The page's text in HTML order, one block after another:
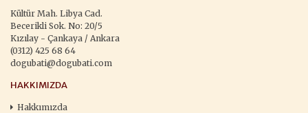
Kültür Mah. Libya Cad.
Becerikli Sok. No: 20/5
Kızılay - Çankaya / Ankara
(0312) 425 68 64
dogubati@dogubati.com
HAKKIMIZDA
Hakkımızda